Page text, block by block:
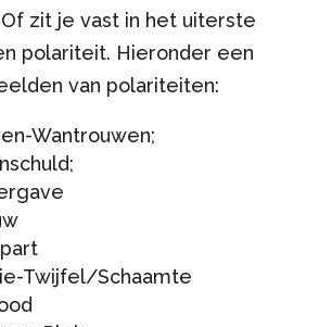
zit je vast in het uiterste
polariteit. Hieronder een
van polariteiten:
Wantrouwen;
Twijfel/Schaamte